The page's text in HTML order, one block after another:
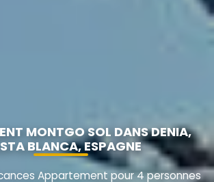
MONTGO SOL DANS DENIA,
BLANCA, ESPAGNE
Appartement pour 4 personnes